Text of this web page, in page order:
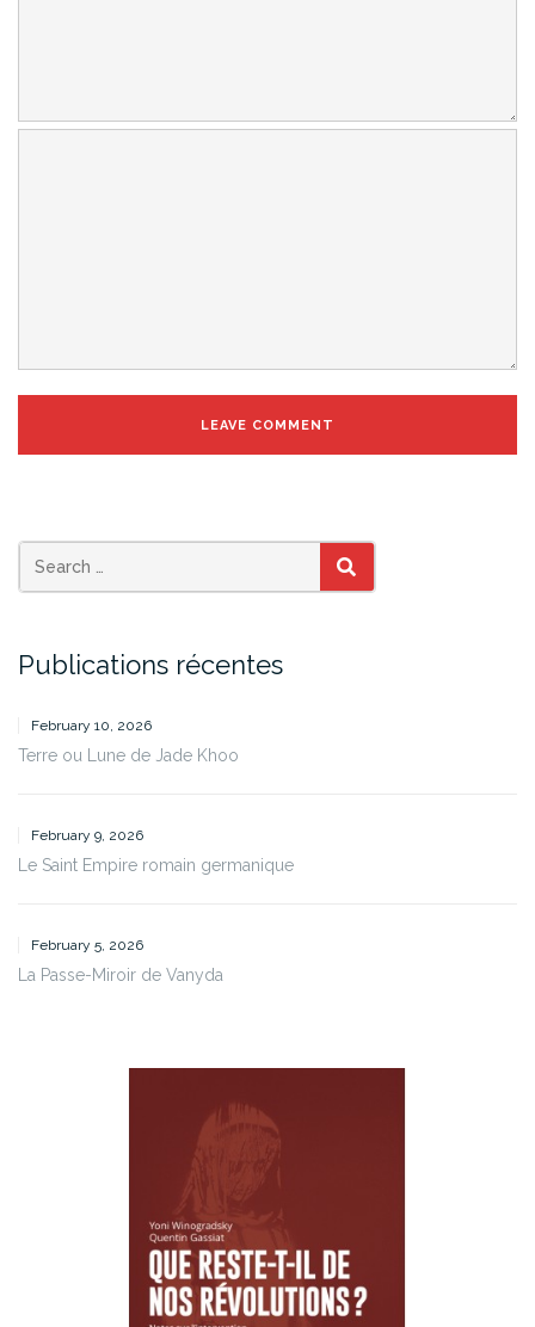
SEARCH
Publications récentes
February 10, 2026
Terre ou Lune de Jade Khoo
February 9, 2026
Le Saint Empire romain germanique
February 5, 2026
La Passe-Miroir de Vanyda